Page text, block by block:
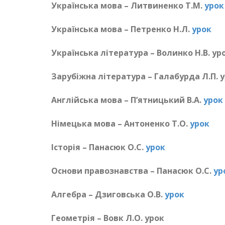
Українська мова – Литвиненко Т.М.урок
Українська мова – Петренко Н.Л.урок
Українська література – Волинко Н.В.
Зарубіжна література – Галабурда Л.П.
Англійська мова – П’ятницький В.А.урок
Німецька мова – Антоненко Т.О.урок
Історія – Панасюк О.С.урок
Основи правознавства – Панасюк О.С.
Алгебра – Дзиговська О.В.урок
Геометрія – Вовк Л.О. урок